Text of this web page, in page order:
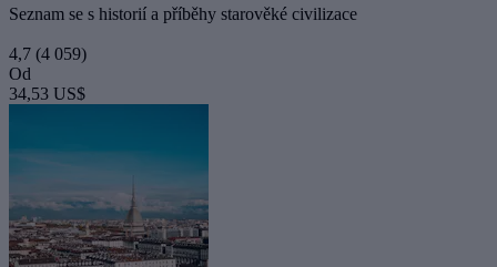
Seznam se s historií a příběhy starověké civilizace
4,7 (4 059)
Od
34,53 US$